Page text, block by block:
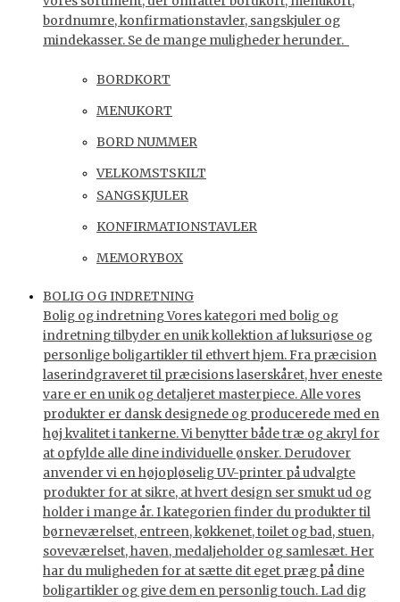
bordnumre, konfirmationstavler, sangskjuler og
mindekasser. Se de mange muligheder herunder.
BORDKORT
MENUKORT
BORD NUMMER
VELKOMSTSKILT
SANGSKJULER
KONFIRMATIONSTAVLER
MEMORYBOX
BOLIG OG INDRETNING
Bolig og indretning Vores kategori med bolig og
indretning tilbyder en unik kollektion af luksuriøse og
personlige boligartikler til ethvert hjem. Fra præcision
laserindgraveret til præcisions laserskåret, hver eneste
vare er en unik og detaljeret masterpiece. Alle vores
produkter er dansk designede og producerede med en
høj kvalitet i tankerne. Vi benytter både træ og akryl for
at opfylde alle dine individuelle ønsker. Derudover
anvender vi en højopløselig UV-printer på udvalgte
produkter for at sikre, at hvert design ser smukt ud og
holder i mange år. I kategorien finder du produkter til
børneværelset, entreen, køkkenet, toilet og bad, stuen,
soveværelset, haven, medaljeholder og samlesæt. Her
har du muligheden for at sætte dit eget præg på dine
boligartikler og give dem en personlig touch. Lad dig